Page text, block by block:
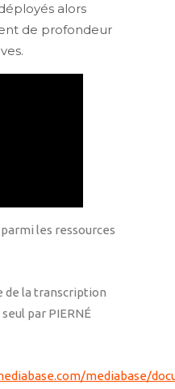
alors
de profondeur
les ressources
de la transcription
par PIERNÉ
mediabase/